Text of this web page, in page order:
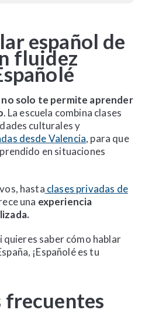
español de
fluidez
no solo te permite aprender
. La escuela combina clases
culturales y
desde Valencia, para que
en situaciones
hasta clases privadas de
una experiencia
quieres saber cómo hablar
¡Españolé es tu
frecuentes